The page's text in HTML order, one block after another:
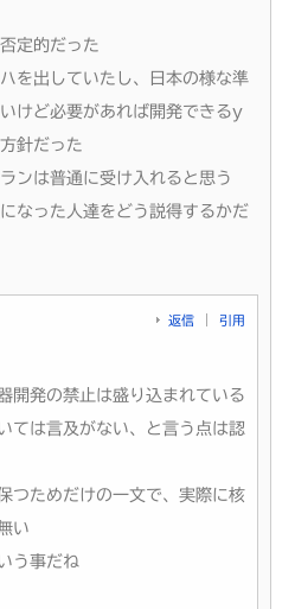
定的だった
を出していたし、日本の様な準
けど必要があれば開発できるy
針だった
ンは普通に受け入れると思う
なった人達をどう説得するかだ
返信 引用
開発の禁止は盛り込まれている
ては言及がない、と言う点は認
つためだけの一文で、実際に核
い
う事だね